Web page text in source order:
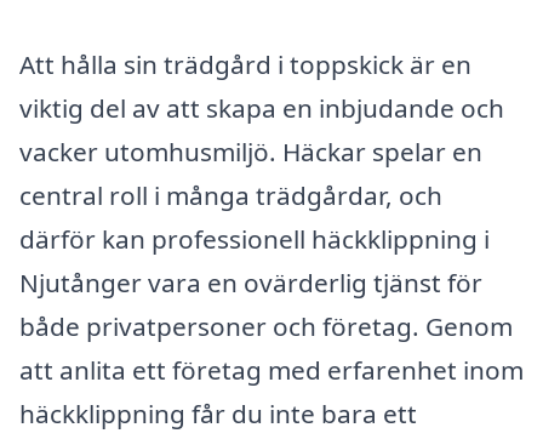
Att hålla sin trädgård i toppskick är en
viktig del av att skapa en inbjudande och
vacker utomhusmiljö. Häckar spelar en
central roll i många trädgårdar, och
därför kan professionell häckklippning i
Njutånger vara en ovärderlig tjänst för
både privatpersoner och företag. Genom
att anlita ett företag med erfarenhet inom
häckklippning får du inte bara ett